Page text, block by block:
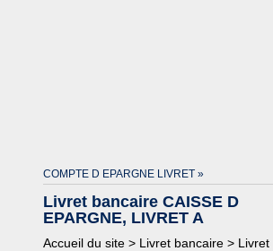
COMPTE D EPARGNE LIVRET »
Livret bancaire CAISSE D
EPARGNE, LIVRET A
Accueil du site > Livret bancaire > Livret